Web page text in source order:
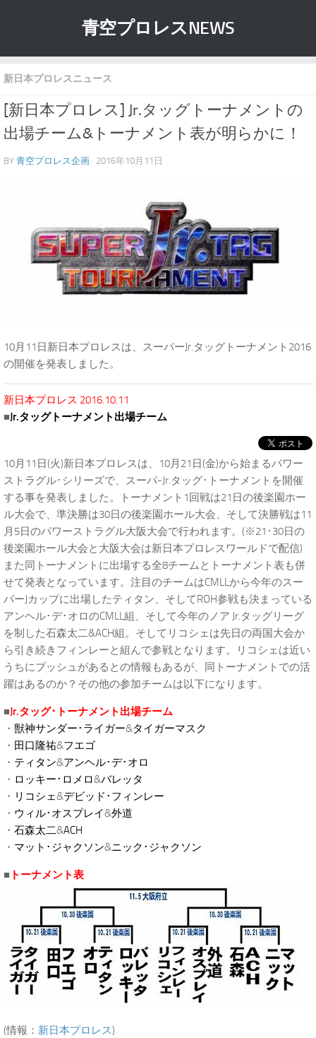
青空プロレスNEWS
新日本プロレスニュース
[新日本プロレス] Jr.タッグトーナメントの
出場チーム&トーナメント表が明らかに！
BY 青空プロレス企画 · 2016年10月11日
10月11日新日本プロレスは、スーパーJr.タッグトーナメント2016
の開催を発表しました。
新日本プロレス 2016.10.11
■Jr.タッグトーナメント出場チーム
10月11日(火)新日本プロレスは、10月21日(金)から始まるパワー
ストラグル･シリーズで、スーパ-Jr.タッグ･トーナメントを開催
する事を発表しました。トーナメント1回戦は21日の後楽園ホー
ル大会で、準決勝は30日の後楽園ホール大会、そして決勝戦は11
月5日のパワーストラグル大阪大会で行われます。(※21･30日の
後楽園ホール大会と大阪大会は新日本プロレスワールドで配信)
また同トーナメントに出場する全8チームとトーナメント表も併
せて発表となっています。注目のチームはCMLLから今年のスー
パーJカップに出場したティタン、そしてROH参戦も決まっている
アンヘル･デ･オロのCMLL組、そして今年のノア Jr.タッグリーグ
を制した石森太二&ACH組。そしてリコシェは先日の両国大会か
ら引き続きフィンレーと組んで参戦となります。リコシェは近い
うちにプッシュがあるとの情報もあるが、同トーナメントでの活
躍はあるのか？その他の参加チームは以下になります。
■Jr.タッグ･トーナメント出場チーム
・ 獣神サンダー･ライガー&タイガーマスク
・ 田口隆祐&フエゴ
・ ティタン&アンヘル･デ･オロ
・ ロッキー･ロメロ&バレッタ
・ リコシェ&デビッド･フィンレー
・ ウィル･オスプレイ&外道
・ 石森太二&ACH
・ マット･ジャクソン&ニック･ジャクソン
■ トーナメント表
(情報： 新日本プロレス)